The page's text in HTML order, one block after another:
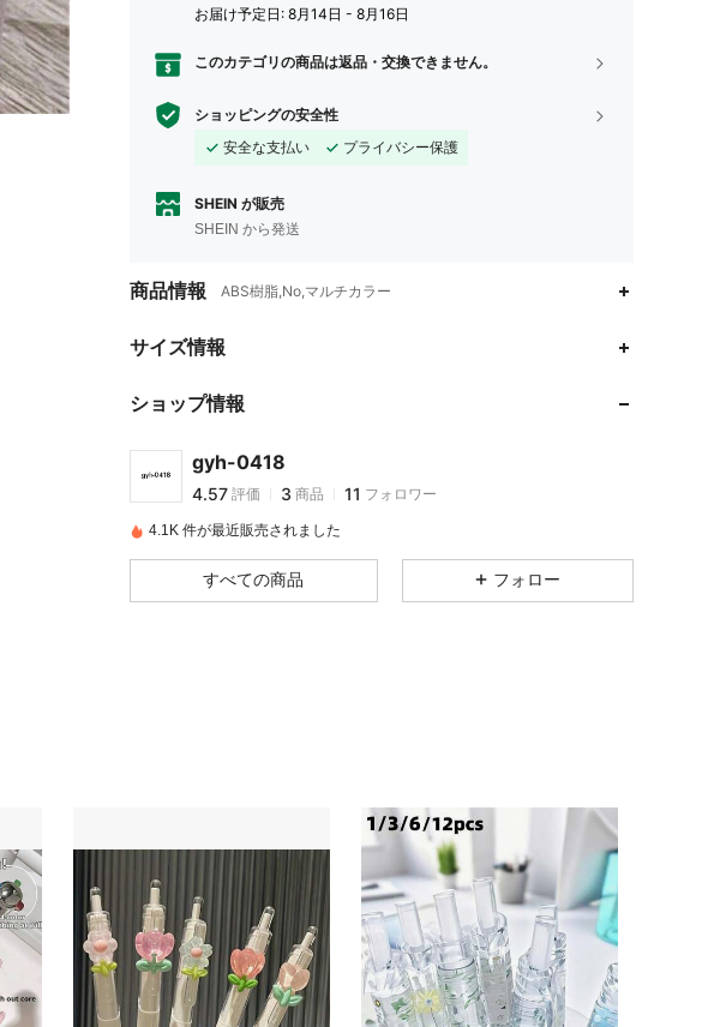
お届け予定日: 8月14日 - 8月16日
このカテゴリの商品は返品・交換できません。
ショッピングの安全性
安全な支払い
プライバシー保護
SHEIN が販売
SHEIN から発送
商品情報 ABS樹脂,No,マルチカラー
サイズ情報
ショップ情報
gyh-0418
4.57
4.57
4.57
j***4 が1日前 にフォローしました
4.1K 件が最近販売されました
すべての商品 フォロー